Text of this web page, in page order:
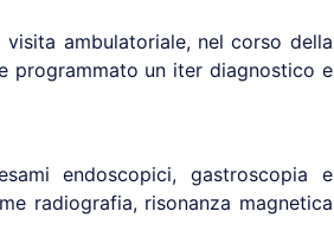
ambulatoriale, nel corso della
programmato un iter diagnostico e
endoscopici, gastroscopia e
radiografia, risonanza magnetica